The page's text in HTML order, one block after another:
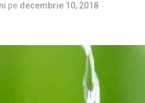
pe decembrie 10, 2018